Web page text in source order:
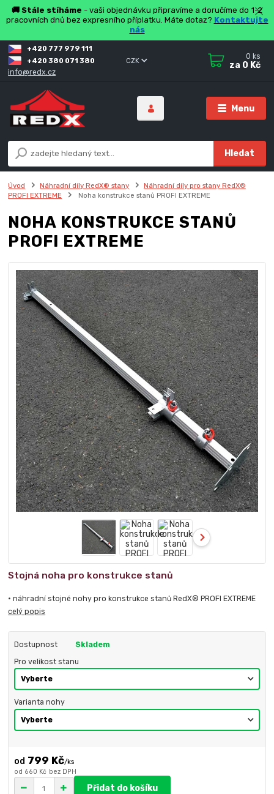
🚚 Stále stíháme - vaši objednávku připravíme a doručíme do 1-2
pracovních dnů bez expresního příplatku. Máte dotaz? Kontaktujte
nás
Menu
CZK
Hledat
+420 777 979 111
+420 380 071 380
info@redx.cz
0 ks
za 0 Kč
Úvod Náhradní díly RedX® stany
Náhradní díly pro stany RedX®
PROFI EXTREME
Noha konstrukce stanů PROFI EXTREME
NOHA KONSTRUKCE STANŮ
PROFI EXTREME
Stojná noha pro konstrukce stanů
• náhradní stojné nohy pro konstrukce stanů RedX® PROFI EXTREME
celý popis
Dostupnost Skladem
Pro velikost stanu
Varianta nohy
799 Kč/ks
od 660 Kč bez DPH
Přidat do košíku